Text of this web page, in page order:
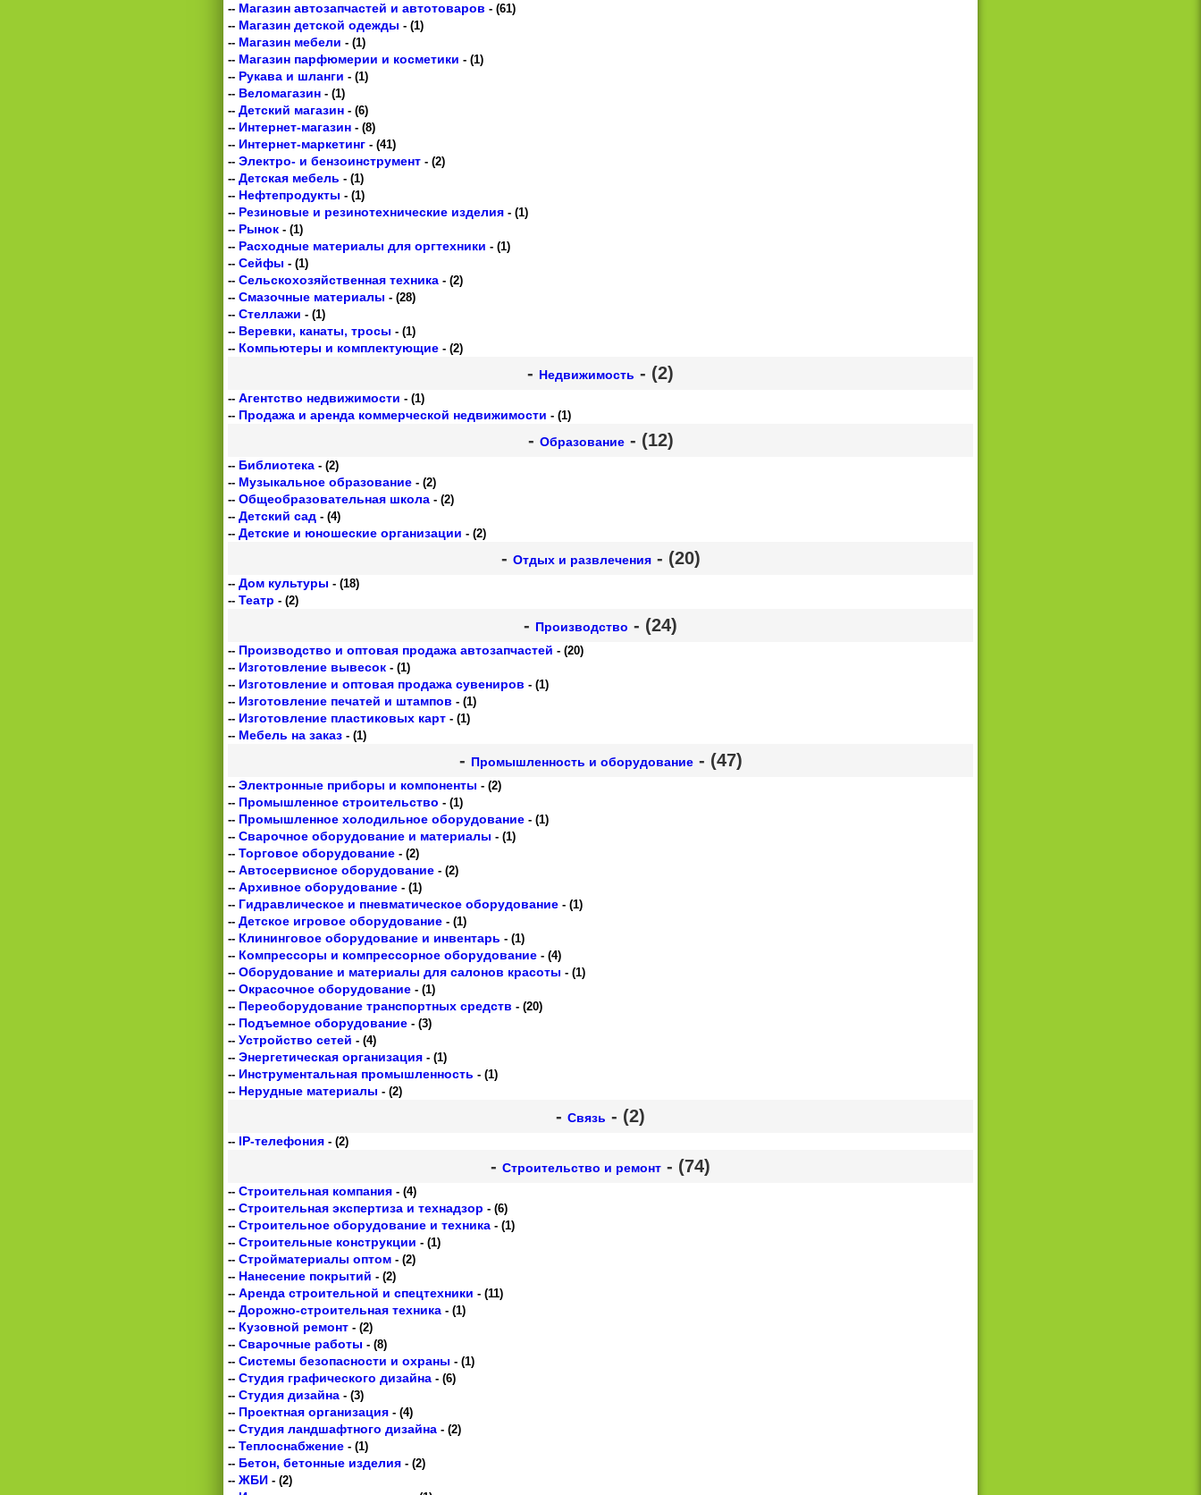
-- Магазин автозапчастей и автотоваров - (61)
-- Магазин детской одежды - (1)
-- Магазин мебели - (1)
-- Магазин парфюмерии и косметики - (1)
-- Рукава и шланги - (1)
-- Веломагазин - (1)
-- Детский магазин - (6)
-- Интернет-магазин - (8)
-- Интернет-маркетинг - (41)
-- Электро- и бензоинструмент - (2)
-- Детская мебель - (1)
-- Нефтепродукты - (1)
-- Резиновые и резинотехнические изделия - (1)
-- Рынок - (1)
-- Расходные материалы для оргтехники - (1)
-- Сейфы - (1)
-- Сельскохозяйственная техника - (2)
-- Смазочные материалы - (28)
-- Стеллажи - (1)
-- Веревки, канаты, тросы - (1)
-- Компьютеры и комплектующие - (2)
- Недвижимость - (2)
-- Агентство недвижимости - (1)
-- Продажа и аренда коммерческой недвижимости - (1)
- Образование- (12)
-- Библиотека - (2)
-- Музыкальное образование - (2)
-- Общеобразовательная школа - (2)
-- Детский сад - (4)
-- Детские и юношеские организации - (2)
- Отдых и развлечения- (20)
-- Дом культуры - (18)
-- Театр - (2)
- Производство - (24)
-- Производство и оптовая продажа автозапчастей - (20)
-- Изготовление вывесок - (1)
-- Изготовление и оптовая продажа сувениров - (1)
-- Изготовление печатей и штампов - (1)
-- Изготовление пластиковых карт - (1)
-- Мебель на заказ - (1)
- Промышленность и оборудование- (47)
-- Электронные приборы и компоненты - (2)
-- Промышленное строительство - (1)
-- Промышленное холодильное оборудование - (1)
-- Сварочное оборудование и материалы - (1)
-- Торговое оборудование - (2)
-- Автосервисное оборудование - (2)
-- Архивное оборудование - (1)
-- Гидравлическое и пневматическое оборудование - (1)
-- Детское игровое оборудование - (1)
-- Клининговое оборудование и инвентарь - (1)
-- Компрессоры и компрессорное оборудование - (4)
-- Оборудование и материалы для салонов красоты - (1)
-- Окрасочное оборудование - (1)
-- Переоборудование транспортных средств - (20)
-- Подъемное оборудование - (3)
-- Устройство сетей - (4)
-- Энергетическая организация - (1)
-- Инструментальная промышленность - (1)
-- Нерудные материалы - (2)
- Связь - (2)
-- IP-телефония - (2)
- Строительство и ремонт - (74)
-- Строительная компания - (4)
-- Строительная экспертиза и технадзор - (6)
-- Строительное оборудование и техника - (1)
-- Строительные конструкции - (1)
-- Стройматериалы оптом - (2)
-- Нанесение покрытий - (2)
-- Аренда строительной и спецтехники - (11)
-- Дорожно-строительная техника - (1)
-- Кузовной ремонт - (2)
-- Сварочные работы - (8)
-- Системы безопасности и охраны - (1)
-- Студия графического дизайна - (6)
-- Студия дизайна - (3)
-- Проектная организация - (4)
-- Студия ландшафтного дизайна - (2)
-- Теплоснабжение - (1)
-- Бетон, бетонные изделия - (2)
-- ЖБИ - (2)